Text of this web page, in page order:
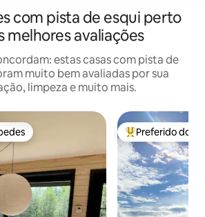
com pista de esqui perto
melhores avaliações
estas casas com pista de
muito bem avaliadas por sua
limpeza e muito mais.
Entre os
Preferido dos